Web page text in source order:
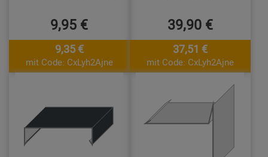
9,95 €
9,35 €
mit Code: CxLyh2Ajne
39,90 €
37,51 €
mit Code: CxLyh2Ajne